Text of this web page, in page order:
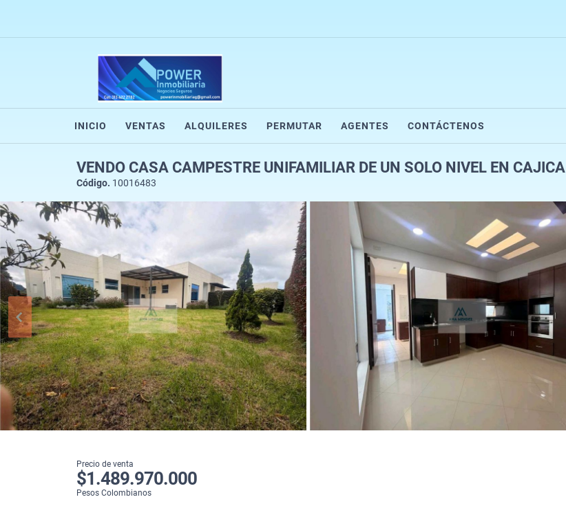
INICIO VENTAS ALQUILERES PERMUTAR AGENTES CONTÁCTENOS
VENDO CASA CAMPESTRE UNIFAMILIAR DE UN SOLO NIVEL EN CAJICA
Código. 10016483
Precio de venta
$1.489.970.000
Pesos Colombianos